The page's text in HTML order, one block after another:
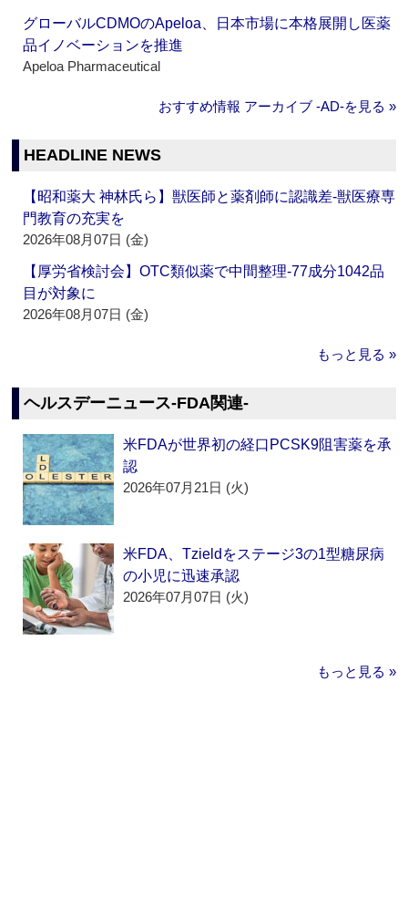
グローバルCDMOのApeloa、日本市場に本格展開し医薬
品イノベーションを推進
Apeloa Pharmaceutical
おすすめ情報 アーカイブ ‐AD‐を見る »
HEADLINE NEWS
【昭和薬大 神林氏ら】獣医師と薬剤師に認識差‐獣医療専
門教育の充実を
2026年08月07日 (金)
【厚労省検討会】OTC類似薬で中間整理‐77成分1042品
目が対象に
2026年08月07日 (金)
もっと見る »
ヘルスデーニュース‐FDA関連‐
米FDAが世界初の経口PCSK9阻害薬を承
認
2026年07月21日 (火)
米FDA、Tzieldをステージ3の1型糖尿病
の小児に迅速承認
2026年07月07日 (火)
もっと見る »